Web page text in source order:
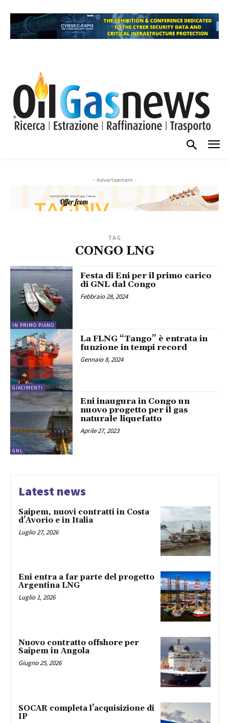
- Advertisement -
TAG
CONGO LNG
IN PRIMO PIANO
Festa di Eni per il primo carico
di GNL dal Congo
Febbraio 28, 2024
GIACIMENTI
La FLNG “Tango” è entrata in
funzione in tempi record
Gennaio 8, 2024
GNL
Eni inaugura in Congo un
nuovo progetto per il gas
naturale liquefatto
Aprile 27, 2023
Latest news
Saipem, nuovi contratti in Costa
d’Avorio e in Italia
Luglio 27, 2026
Eni entra a far parte del progetto
Argentina LNG
Luglio 1, 2026
Nuovo contratto offshore per
Saipem in Angola
Giugno 25, 2026
SOCAR completa l’acquisizione di
IP